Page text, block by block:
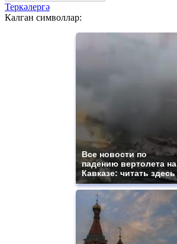
Теркәлергә
Калган символлар:
Все новости по
падению вертолета на
Кавказе: читать здесь